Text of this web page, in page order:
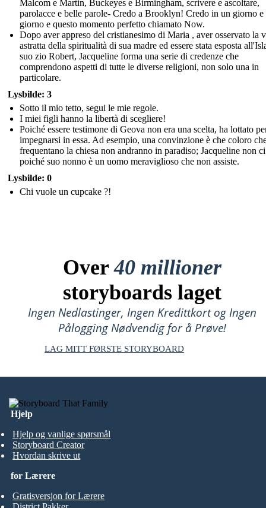
Malcom e Martin, Buckeyes e Birmingham, scrivere e ascoltare,
parolacce e belle parole- Credo a Brooklyn! Credo in un giorno e
giorno e questo momento perfetto chiamato Now.
Dopo aver appreso del cristianesimo di Maria , aver osservato la
astratta della spiritualità di sua madre ed essere stata esposta
suo zio Robert, Jacqueline forma una serie di credenze che
comprendono aspetti di tutte le diverse religioni, non solo una in
particolare.
Lysbilde: 3
Sotto il mio tetto, segui le mie regole.
I miei figli hanno la libertà di scegliere!
Poiché essere testimone di Geova non era una scelta, ha lottato
impegnarsi in essa. Ad esempio, una convinzione è che coloro
frequentano la chiesa non andranno in paradiso; Jacqueline non
poiché suo nonno è un uomo meraviglioso che non assiste.
Lysbilde: 0
Chi vuole un cupcake ?!
Over40 millioner
storyboards laget
Ingen Nedlastinger, Ingen Kredittkort og Ingen
Pålogging Nødvendig for å Prøve!
LAG MITT FØRSTE STORYBOARD
Hjelp
Hjelp og vanlige spørsmål
Storyboard Creator
Hvordan skrive ut
for Lærere
Gratisversjon for Lærere